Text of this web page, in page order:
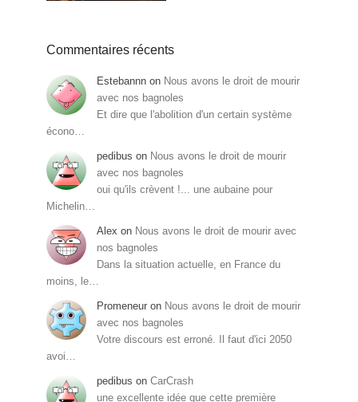
Commentaires récents
Estebannn on Nous avons le droit de mourir
avec nos bagnoles
Et dire que l'abolition d'un certain système
écono…
pedibus on Nous avons le droit de mourir
avec nos bagnoles
oui qu'ils crèvent !... une aubaine pour
Michelin…
Alex on Nous avons le droit de mourir avec
nos bagnoles
Dans la situation actuelle, en France du
moins, le…
Promeneur on Nous avons le droit de mourir
avec nos bagnoles
Votre discours est erroné. Il faut d'ici 2050
avoi…
pedibus on CarCrash
une excellente idée que cette première